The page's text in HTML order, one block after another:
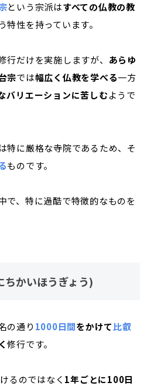
という宗派はすべての仏教の教
特性を持っています。
行だけを実施しますが、 あらゆ
宗では幅広く仏教を学べる一方
バリエーションに苦しむようで
は特に厳格な寺院であるため、そ
ものです。
で、特に過酷で特徴的なものを
ちかいほうぎょう)
の通り 1000日間をかけて比叡
修行です。
るのではなく 1年ごとに100日